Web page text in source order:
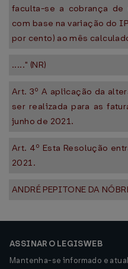
faculta-se a cobrança de
com base na variação do
por cento) ao mês
....." (NR)
Art. 3º A aplicação da
ser realizada para as
junho de 2021.
Art. 4º Esta Resolução
2021.
ANDRÉ PEPITONE DA
ASSINAR O LEGISWEB
Mantenha-se informado e